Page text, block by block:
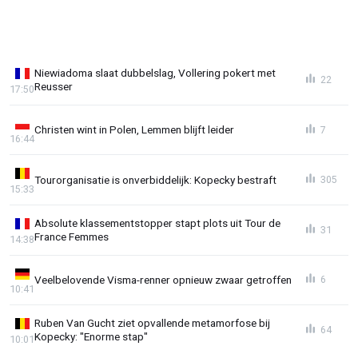
Niewiadoma slaat dubbelslag, Vollering pokert met
Reusser
17:50
22
Christen wint in Polen, Lemmen blijft leider
16:44
7
Tourorganisatie is onverbiddelijk: Kopecky bestraft
15:33
305
Absolute klassementstopper stapt plots uit Tour de
France Femmes
14:38
31
Veelbelovende Visma-renner opnieuw zwaar getroffen
10:41
6
Ruben Van Gucht ziet opvallende metamorfose bij
Kopecky: "Enorme stap"
10:01
64